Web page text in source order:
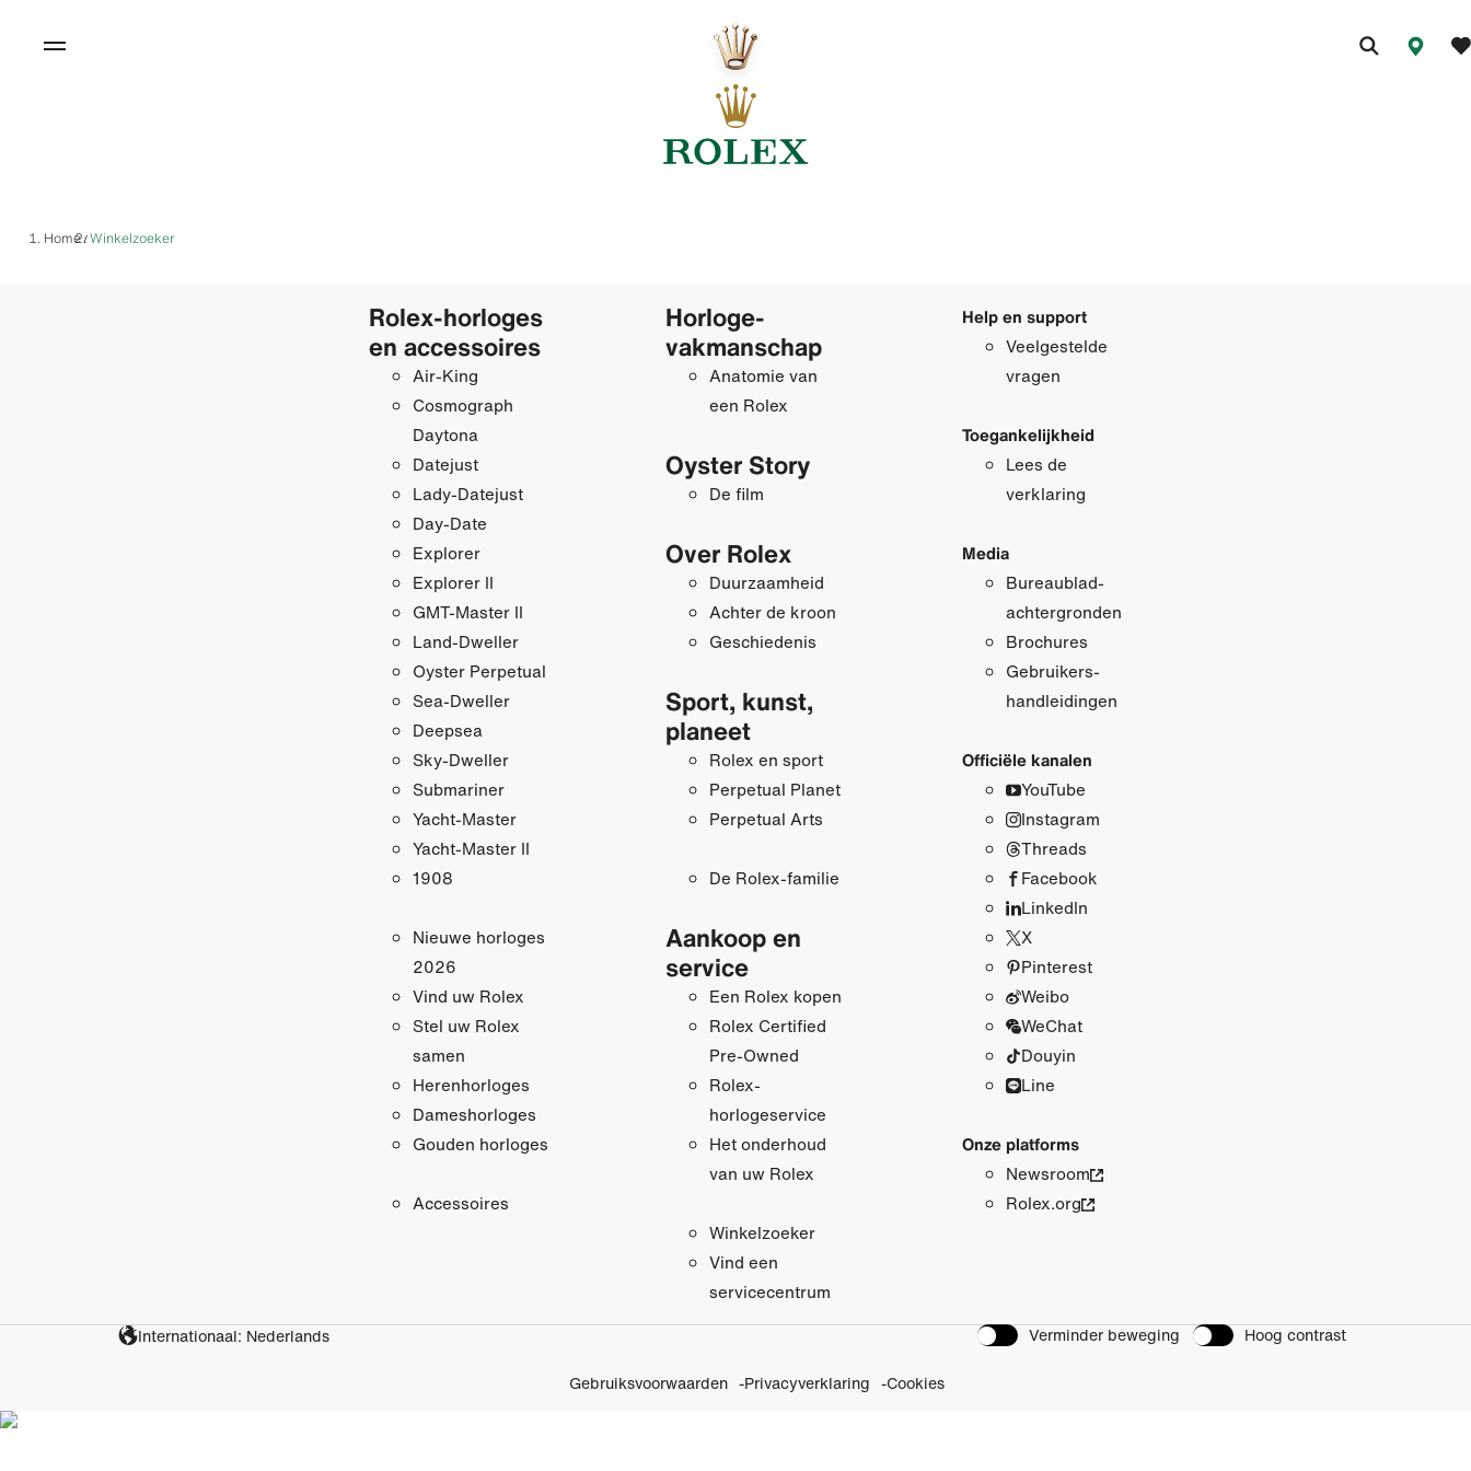
Home/Winkelzoeker
Rolex-horloges
en accessoires
Air-King
Cosmograph
Daytona
Datejust
Lady-Datejust
Day-Date
Explorer
Explorer II
GMT-Master II
Land-Dweller
Oyster Perpetual
Sea-Dweller
Deepsea
Sky-Dweller
Submariner
Yacht-Master
Yacht-Master II
1908
Nieuwe horloges
2026
Vind uw Rolex
Stel uw Rolex
samen
Herenhorloges
Dameshorloges
Gouden horloges
Accessoires
Horloge­
vakmanschap
Anatomie van
een Rolex
Oyster Story
De film
Over Rolex
Duurzaamheid
Achter de kroon
Geschiedenis
Sport, kunst,
planeet
Rolex en sport
Perpetual Planet
Perpetual Arts
De Rolex-familie
Aankoop en
service
Een Rolex kopen
Rolex Certified
Pre‑Owned
Rolex-
horlogeservice
Het onderhoud
van uw Rolex
Winkelzoeker
Vind een
servicecentrum
Help en support
Veelgestelde
vragen
Toegankelijkheid
Lees de
verklaring
Media
Bureaublad­
achtergronden
Brochures
Gebruikers­
handleidingen
Officiële kanalen
YouTube
Instagram
Threads
Facebook
LinkedIn
X
Pinterest
Weibo
WeChat
Douyin
Line
Onze platforms
Newsroom
Rolex.org
Internationaal: Nederlands Verminder beweging Hoog contrast
Gebruiksvoorwaarden Privacyverklaring Cookies